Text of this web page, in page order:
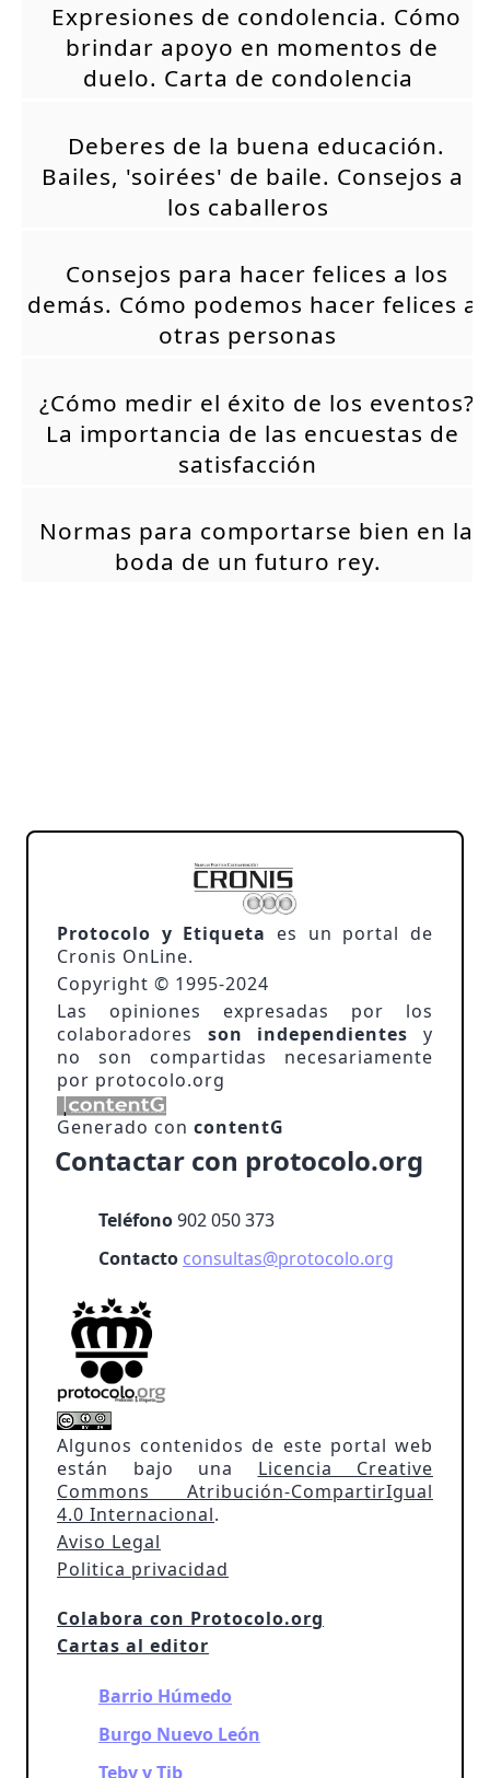
Expresiones de condolencia. Cómo
brindar apoyo en momentos de
duelo. Carta de condolencia
Deberes de la buena educación.
Bailes, 'soirées' de baile. Consejos a
los caballeros
Consejos para hacer felices a los
demás. Cómo podemos hacer felices a
otras personas
¿Cómo medir el éxito de los eventos?
La importancia de las encuestas de
satisfacción
Normas para comportarse bien en la
boda de un futuro rey.
Protocolo y Etiqueta es un portal de
Cronis OnLine.
Copyright © 1995-2024
Las opiniones expresadas por los
colaboradores son independientes y
no son compartidas necesariamente
por protocolo.org
Generado con contentG
Contactar con protocolo.org
Teléfono902 050 373
Contacto consultas@protocolo.org
Algunos contenidos de este portal web
están bajo una Licencia Creative
Commons Atribución-CompartirIgual
4.0 Internacional.
Aviso Legal
Politica privacidad
Colabora con Protocolo.org
Cartas al editor
Barrio Húmedo
Burgo Nuevo León
Teby y Tib